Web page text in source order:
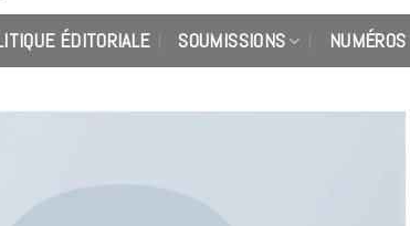
ÉDITORIALE SOUMISSIONS NUMÉROS